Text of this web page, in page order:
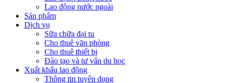
Lao động nước ngoài
Sản phẩm
Dịch vụ
Sữa chữa đại tu
Cho thuê văn phòng
Cho thuê thiết bị
Đào tạo và tư vấn du học
Xuất khẩu lao động
Thông tin tuyển dụng